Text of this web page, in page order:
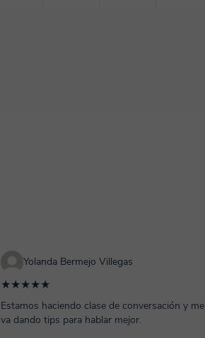
Yolanda Bermejo Villegas
★★★★★
Estamos haciendo clase de conversación y me
va dando tips para hablar mejor.